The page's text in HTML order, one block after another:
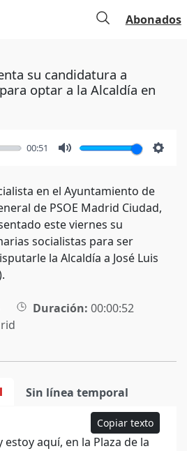
Abonados
su candidatura a
optar a la Alcaldía en
00:51
en el Ayuntamiento de
de PSOE Madrid Ciudad,
este viernes su
socialistas para ser
la Alcaldía a José Luis
Duración: 00:00:52
Sin línea temporal
Copiar texto
estoy aquí, en la Plaza de la